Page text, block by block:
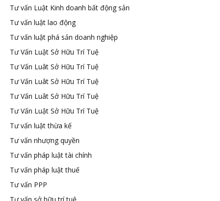
Tư vấn Luật Kinh doanh bất động sản
Tư vấn luật lao động
Tư vấn luật phá sản doanh nghiệp
Tư Vấn Luật Sở Hữu Trí Tuệ
Tư Vấn Luât Sở Hữu Trí Tuệ
Tư Vấn Luât Sở Hữu Trí Tuệ
Tư Vấn Luât Sở Hữu Trí Tuệ
Tư Vấn Luật Sở Hữu Trí Tuệ
Tư vấn luật thừa kế
Tư vấn nhượng quyền
Tư vấn pháp luật tài chính
Tư vấn pháp luật thuế
Tư vấn PPP